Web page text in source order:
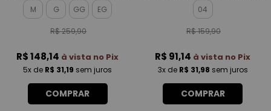
M G GG EG
R$ 259,90
R$ 148,14 à vista no Pix
5x de R$ 31,19 sem juros
COMPRAR
04
R$ 159,90
R$ 91,14 à vista no Pix
3xde R$ 31,98 sem juros
COMPRAR